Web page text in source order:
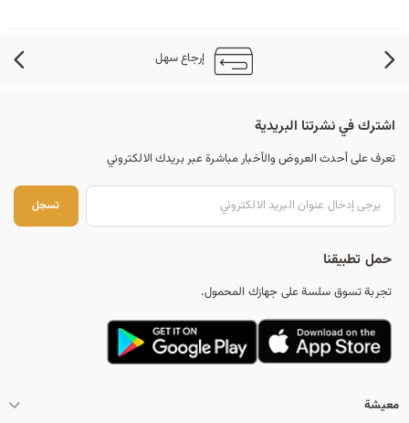
إرجاع سهل
اشترك في نشرتنا البريدية
تعرف على أحدث العروض والأخبار مباشرة عبر بريدك الالكتروني
تسجل
حمل تطبيقنا
تجربة تسوق سلسة على جهازك المحمول.
معيشة